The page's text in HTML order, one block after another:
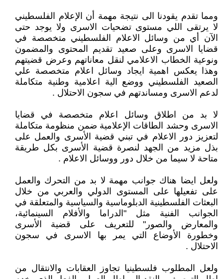
ومما تقدم يقودنا الى نتيجة مهمة أن الإعلام الفلسطيني
لا يرتقى اللي مستوى تضحيات الاسرى ولا يوجد حتى
الآن أي من وسائل الاعلام الفلسطيني متخصصة في
قضايا الاسرى وعلى صعيد تقديم المحتوى والمضمون
ونوعية الخطاب الاعلامي لنقل معاناتهم وعرض قضيتهم
وهذا يعكس اهمية ايجاد وسائل اعلام متخصصة علي
الصعيد الفلسطيني ووضع الية اعلامية وطنية متكاملة
لدعم الاسرى ومساندتهم في سجون الاحتلال .
لا بد من اطلاق وسائل اعلام متخصصة في قضايا
الاسرى وحشد الطاقات الإعلامية ضمن منظومة متكاملة
لتعزيز دور الاعلام في تبني قضية الأسرى والعمل على
بذل مزيد من الجهد لنصرة قضية الأسرى بكل طريقة
متاحة لا سيما من خلال دور ووسائل الاعلام .
ولعل ايضا هناك جوانب مهمة لا بد من التحرك والعمل
على تفعيلها على المستوى الدولي والعربي من خلال
البعثات الفلسطينية الدبلوماسية والسياسية والمتعلقة في
الجوانب الفنية مثل "الدراما والأفلام السينمائية،
والمعارض والصور" للتعريف على قضية الأسرى
وخطورة الأوضاع التي يمر بها الاسرى في سجون
الاحتلال .
ولعل المطلوب فلسطينيا تجاوز العقابات والانتقال من